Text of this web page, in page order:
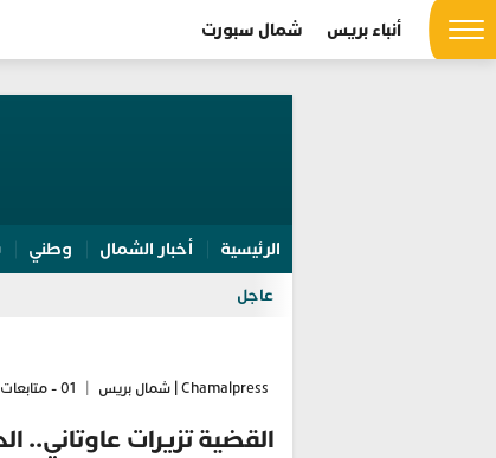
أنباء بريس شمال سبورت
الرئيسية أخبار الشمال وطني
عاجل
Chamalpress | شمال بريس 01 - متابعات
القضية تزيرات عاوتاني..